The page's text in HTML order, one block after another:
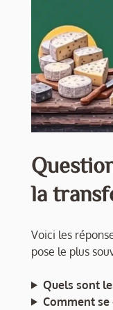
la
Voici les
pose le plus
Quels sont
Comment se